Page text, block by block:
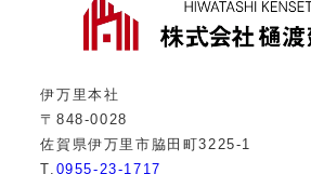
伊万里本社
〒848-0028
佐賀県伊万里市脇田町3225-1
T. 0955-23-1717